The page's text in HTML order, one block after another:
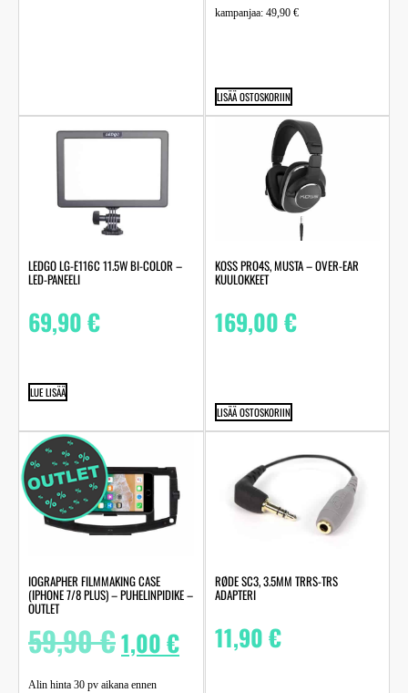
kampanjaa: 49,90 €
LISÄÄ OSTOSKORIIN
LEDGO LG-E116C 11.5W BI-COLOR –
LED-PANEELI
69,90€
LUE LISÄÄ
KOSS PRO4S, MUSTA – OVER-EAR
KUULOKKEET
169,00€
LISÄÄ OSTOSKORIIN
IOGRAPHER FILMMAKING CASE
(IPHONE 7/8 PLUS) – PUHELINPIDIKE –
OUTLET
59,90€1,00€
Alin hinta 30 pv aikana ennen
RØDE SC3, 3.5MM TRRS-TRS
ADAPTERI
11,90€